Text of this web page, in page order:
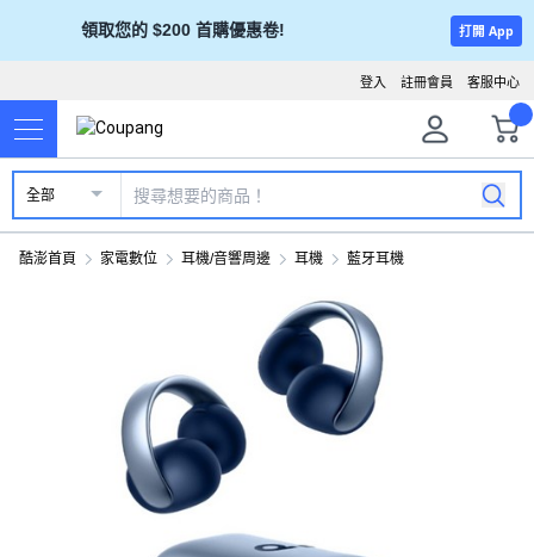
領取您的 $200 首購優惠卷! 打開 App
客服中心
註冊會員
登入
全部
酷澎首頁 家電數位 耳機/音響周邊 耳機 藍牙耳機